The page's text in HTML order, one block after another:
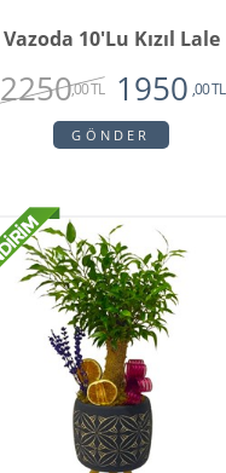
Vazoda 10'lu Kızıl Lale
2250,00 TL 1950 ,00 TL
GÖNDER